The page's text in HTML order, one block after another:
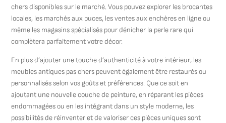
chers disponibles sur le marché. Vous pouvez explorer les brocantes
locales, les marchés aux puces, les ventes aux enchères en ligne ou
même les magasins spécialisés pour dénicher la perle rare qui
complètera parfaitement votre décor.
En plus d’ajouter une touche d’authenticité à votre intérieur, les
meubles antiques pas chers peuvent également être restaurés ou
personnalisés selon vos goûts et préférences. Que ce soit en
ajoutant une nouvelle couche de peinture, en réparant les pièces
endommagées ou en les intégrant dans un style moderne, les
possibilités de réinventer et de valoriser ces pièces uniques sont